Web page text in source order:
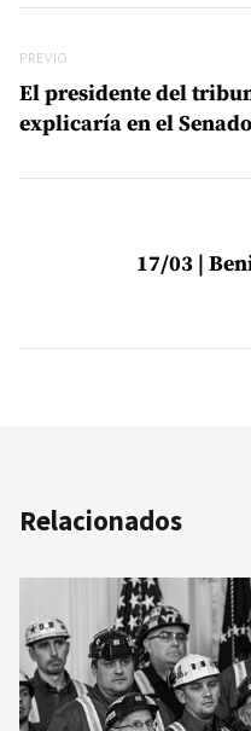
Previo
PREVIO
El presidente del
explicaría en el
17/03 |
Relacionados